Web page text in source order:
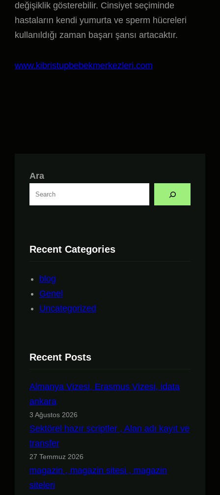
değişiklik gösterebilir. Cinsiyet seçiminde
hastaların kendi yumurta ve sperm hücreleri
kullanıldığı zaman başarı şansı artacaktır.
www.kibristupbebekmerkezleri.com
Ara
Recent Categories
blog
Genel
Uncategorized
Recent Posts
Almanya Vizesi, Erasmus Vizesi, idata
ankara
3 Ağustos 2026
Sektörel hazır scriptler , Alan adı kayıt ve
transfer
27 Temmuz 2026
magazin , magazin sitesi , magazin
siteleri